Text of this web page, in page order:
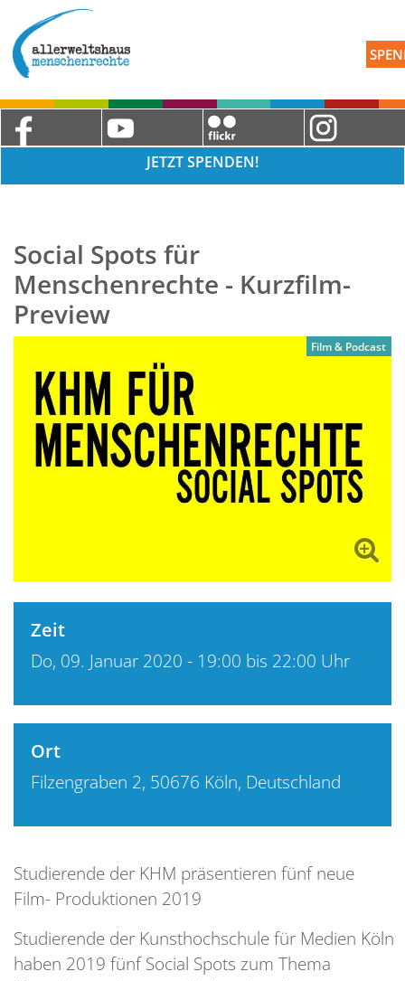
JETZT SPENDEN!
Social Spots für
Menschenrechte - Kurzfilm-
Preview
Film & Podcast
Zeit
Do, 09. Januar 2020 - 19:00 bis 22:00 Uhr
Ort
Filzengraben 2, 50676 Köln, Deutschland
Studierende der KHM präsentieren fünf neue
Film- Produktionen 2019
Studierende der Kunsthochschule für Medien Köln
haben 2019 fünf Social Spots zum Thema